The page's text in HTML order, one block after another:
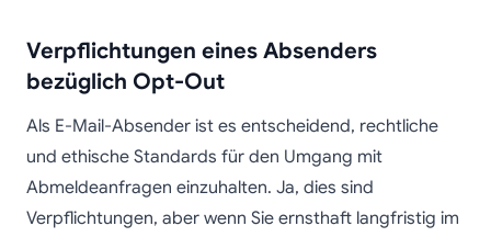
Verpflichtungen eines Absenders
bezüglich Opt-Out
Als E-Mail-Absender ist es entscheidend, rechtliche
und ethische Standards für den Umgang mit
Abmeldeanfragen einzuhalten. Ja, dies sind
Verpflichtungen, aber wenn Sie ernsthaft langfristig im